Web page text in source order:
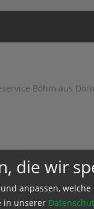
Böhm aus
die wir
anpassen,
in unserer